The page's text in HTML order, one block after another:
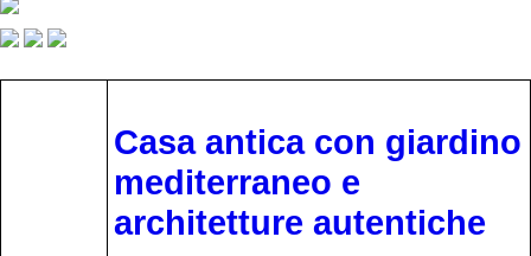
Casa antica con giardino
mediterraneo e
architetture autentiche